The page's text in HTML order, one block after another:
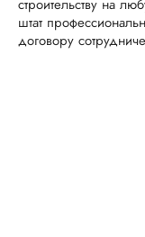
строительству на
штат
договору